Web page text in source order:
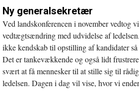
Ny generalsekretær
Ved landskonferencen i november vedtog
vedtægtsændring med udvidelse af
ikke kendskab til opstilling af kandidater
Det er tankevækkende og også lidt
svært at få mennesker til at stille sig til
ledelsen. Dagen i dag vil vise, hvor vi